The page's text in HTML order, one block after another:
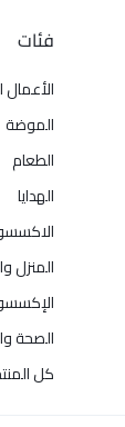
فئات
الأعمال
الموضة
الطعام
الهدايا
المنزل
الصحة
كل